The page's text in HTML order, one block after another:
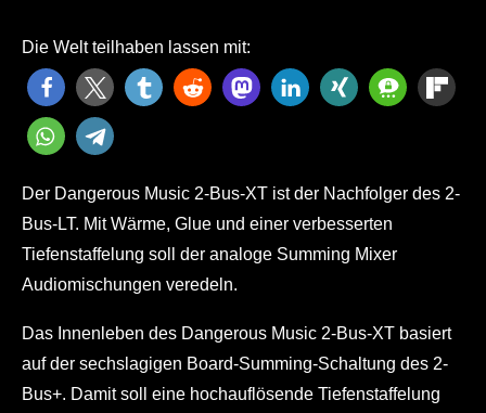
Die Welt teilhaben lassen mit:
Der Dangerous Music 2-Bus-XT ist der Nachfolger des 2-
Bus-LT. Mit Wärme, Glue und einer verbesserten
Tiefenstaffelung soll der analoge Summing Mixer
Audiomischungen veredeln.
Das Innenleben des Dangerous Music 2-Bus-XT basiert
auf der sechslagigen Board-Summing-Schaltung des 2-
Bus+. Damit soll eine hochauflösende Tiefenstaffelung